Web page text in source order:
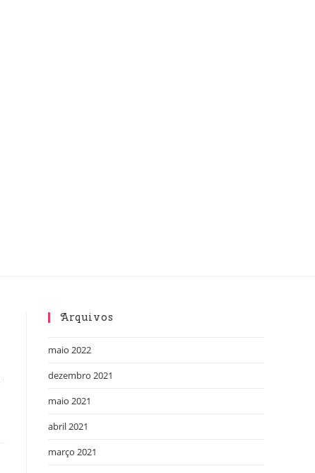
Arquivos
maio 2022
dezembro 2021
maio 2021
abril 2021
março 2021